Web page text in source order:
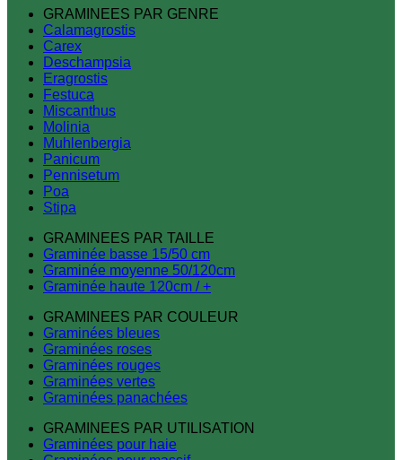
GRAMINEES PAR GENRE
Calamagrostis
Carex
Deschampsia
Eragrostis
Festuca
Miscanthus
Molinia
Muhlenbergia
Panicum
Pennisetum
Poa
Stipa
GRAMINEES PAR TAILLE
Graminée basse 15/50 cm
Graminée moyenne 50/120cm
Graminée haute 120cm / +
GRAMINEES PAR COULEUR
Graminées bleues
Graminées roses
Graminées rouges
Graminées vertes
Graminées panachées
GRAMINEES PAR UTILISATION
Graminées pour haie